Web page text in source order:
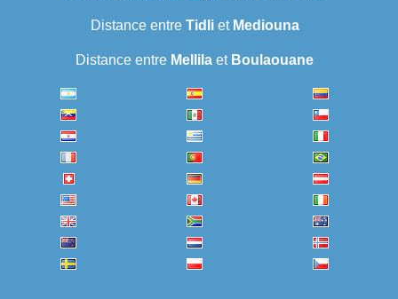
Distance entre Tidliet Mediouna
Distance entre Mellila et Boulaouane